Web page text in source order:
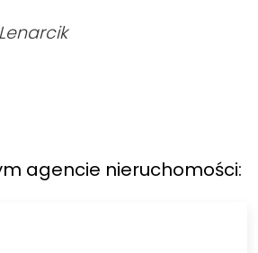
agencie nieruchomości: